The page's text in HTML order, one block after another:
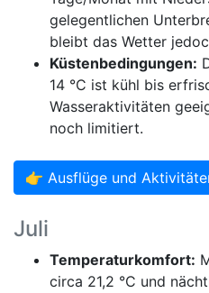
gelegentlichen
bleibt das Wetter
Küstenbedingungen:
14 °C ist kühl bis
Wasseraktivitäten
noch limitiert.
👉 Ausflüge und
Juli
Temperaturkomfort:
circa 21,2 °C und